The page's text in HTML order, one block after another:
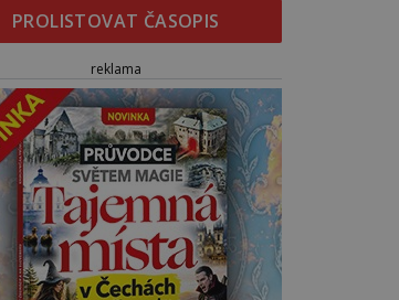
PROLISTOVAT ČASOPIS
reklama